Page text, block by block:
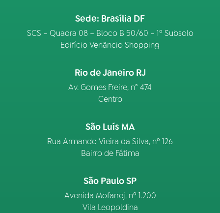
Sede: Brasília DF
SCS – Quadra 08 – Bloco B 50/60 – 1º Subsolo
Edifício Venâncio Shopping
Rio de Janeiro RJ
Av. Gomes Freire, n° 474
Centro
São Luís MA
Rua Armando Vieira da Silva, nº 126
Bairro de Fátima
São Paulo SP
Avenida Mofarrej, nº 1.200
Vila Leopoldina